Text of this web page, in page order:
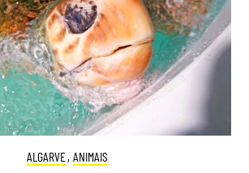
ALGARVE, ANIMAIS